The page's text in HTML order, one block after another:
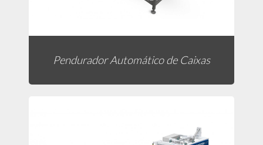
Pendurador Automático de Caixas